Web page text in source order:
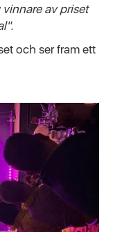
av priset
och ser fram ett